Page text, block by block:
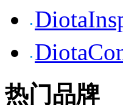
热门品牌